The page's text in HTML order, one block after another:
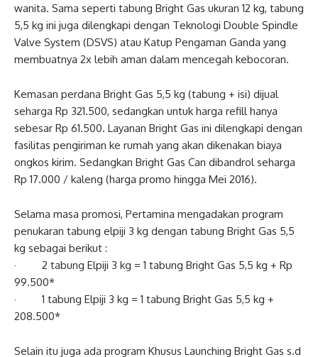
wanita. Sama seperti tabung Bright Gas ukuran 12 kg, tabung
5,5 kg ini juga dilengkapi dengan Teknologi Double Spindle
Valve System (DSVS) atau Katup Pengaman Ganda yang
membuatnya 2x lebih aman dalam mencegah kebocoran.
Kemasan perdana Bright Gas 5,5 kg (tabung + isi) dijual
seharga Rp 321.500, sedangkan untuk harga refill hanya
sebesar Rp 61.500. Layanan Bright Gas ini dilengkapi dengan
fasilitas pengiriman ke rumah yang akan dikenakan biaya
ongkos kirim. Sedangkan Bright Gas Can dibandrol seharga
Rp 17.000 / kaleng (harga promo hingga Mei 2016).
Selama masa promosi, Pertamina mengadakan program
penukaran tabung elpiji 3 kg dengan tabung Bright Gas 5,5
kg sebagai berikut :
· 2 tabung Elpiji 3 kg = 1 tabung Bright Gas 5,5 kg + Rp
99.500*
· 1 tabung Elpiji 3 kg = 1 tabung Bright Gas 5,5 kg +
208.500*
Selain itu juga ada program Khusus Launching Bright Gas s.d